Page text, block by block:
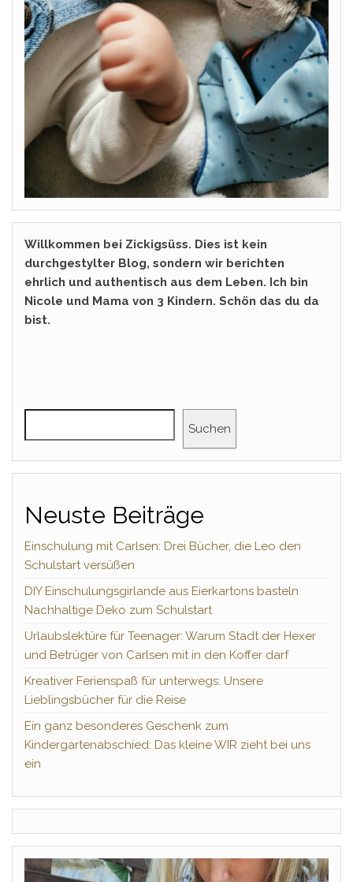
Willkommen bei Zickigsüss. Dies ist kein
durchgestylter Blog, sondern wir berichten
ehrlich und authentisch aus dem Leben. Ich bin
Nicole und Mama von 3 Kindern. Schön das du da
bist.
Suchen
Neuste Beiträge
Einschulung mit Carlsen: Drei Bücher, die Leo den
Schulstart versüßen
DIY Einschulungsgirlande aus Eierkartons basteln
Nachhaltige Deko zum Schulstart
Urlaubslektüre für Teenager: Warum Stadt der Hexer
und Betrüger von Carlsen mit in den Koffer darf
Kreativer Ferienspaß für unterwegs: Unsere
Lieblingsbücher für die Reise
Ein ganz besonderes Geschenk zum
Kindergartenabschied: Das kleine WIR zieht bei uns
ein